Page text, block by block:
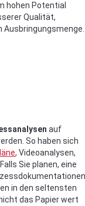
hohen Potential
Qualität,
auf
So haben sich
, Videoanalysen,
Sie planen, eine
in den seltensten
das Papier wert